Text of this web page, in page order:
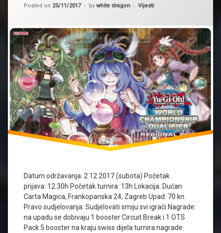
Posted on 25/11/2017 by white dragon Kategorije:
Vijesti
Datum održavanja: 2.12.2017 (subota) Početak
prijava: 12.30h Početak turnira: 13h Lokacija: Dućan
Carta Magica, Frankopanska 24, Zagreb Upad: 70 kn
Pravo sudjelovanja: Sudjelovati smiju svi igrači Nagrade:
na upadu se dobivaju 1 booster Circuit Break i 1 OTS
Pack 5 booster na kraju swiss dijela turnira nagrade